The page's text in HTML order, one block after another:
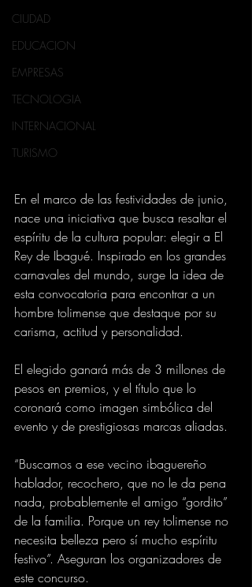
CIUDAD
EDUCACION
EMPRESAS
TECNOLOGIA
INTERNACIONAL
TURISMO
En el marco de las festividades de junio,
nace una iniciativa que busca resaltar el
espíritu de la cultura popular: elegir a El
Rey de Ibagué. Inspirado en los grandes
carnavales del mundo, surge la idea de
esta convocatoria para encontrar a un
hombre tolimense que destaque por su
carisma, actitud y personalidad.
El elegido ganará más de 3 millones de
pesos en premios, y el título que lo
coronará como imagen simbólica del
evento y de prestigiosas marcas aliadas.
“Buscamos a ese vecino ibaguereño
hablador, recochero, que no le da pena
nada, probablemente el amigo “gordito”
de la familia. Porque un rey tolimense no
necesita belleza pero sí mucho espíritu
festivo”. Aseguran los organizadores de
este concurso.